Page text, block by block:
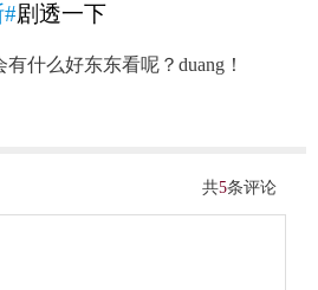
#剧透一下
有什么好东东看呢？duang！
共5条评论